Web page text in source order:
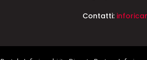
Contatti: